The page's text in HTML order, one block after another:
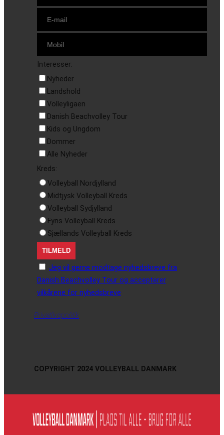
Interesser:
Nyheder
Landshold
Volleyligaen
Danish Beachvolley Tour
Kids og Ungdom
Dommer
Alle Nyheder
Kreds:
Volleyball Nordjylland
Midtjysk Volleyball Kreds
Volleyball Sydjylland
Fyns Volleyball Kreds
Sjællands Volleyball Kreds
Jeg vil gerne modtage nyhedsbreve fra
Danish Beachvolley Tour og accepterer
vilkårene for nyhedsbreve
Privatlivspolitik
COPYRIGHT 2024 VOLLEYBALL DANMARK